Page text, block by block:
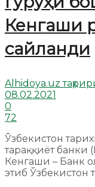
Кенгаши
сайланди
Alhidoya.uz
08.02.2021
0
72
Ўзбекистон
тараққиёт банки
Кенгаши – Банк
этиб Ўзбекистон